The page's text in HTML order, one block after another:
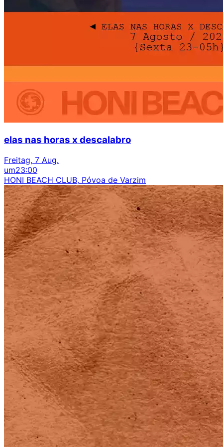
elas nas horas x descalabro
Freitag, 7 Aug.
um23:00
HONI BEACH CLUB, Póvoa de Varzim